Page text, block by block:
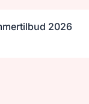
2026